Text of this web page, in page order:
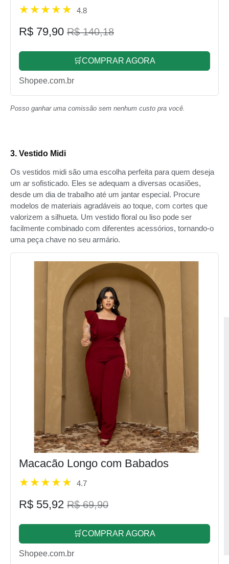
4.8
R$ 79,90 R$ 140,18
🛒COMPRAR AGORA
Shopee.com.br
Posso ganhar uma comissão sem nenhum custo pra você.
3. Vestido Midi
Os vestidos midi são uma escolha perfeita para quem deseja
um ar sofisticado. Eles se adequam a diversas ocasiões,
desde um dia de trabalho até um jantar especial. Procure
modelos de materiais agradáveis ao toque, com cortes que
valorizem a silhueta. Um vestido floral ou liso pode ser
facilmente combinado com diferentes acessórios, tornando-o
uma peça chave no seu armário.
Macacão Longo com Babados
4.7
R$ 55,92 R$ 69,90
🛒COMPRAR AGORA
Shopee.com.br